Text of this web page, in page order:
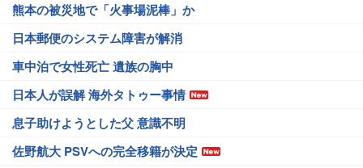
熊本の被災地で「火事場泥棒」か
日本郵便のシステム障害が解消
車中泊で女性死亡 遺族の胸中
日本人が誤解 海外タトゥー事情
息子助けようとした父 意識不明
佐野航大 PSVへの完全移籍が決定